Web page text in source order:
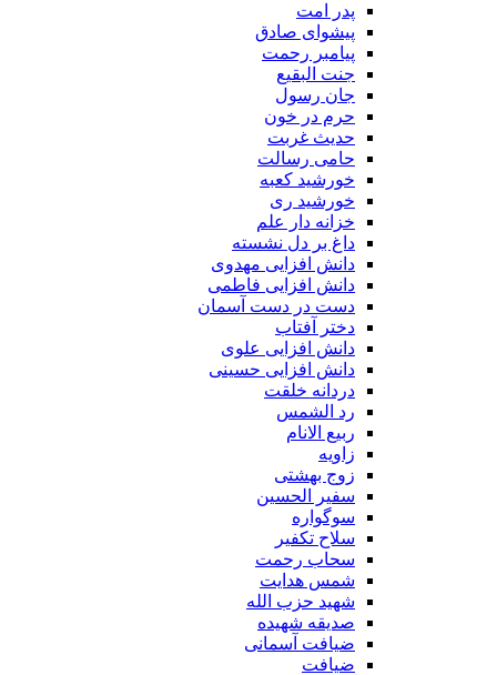
پدر امت
پیشوای صادق
پیامبر رحمت
جنت البقیع
جان رسول
حرم در خون
حدیث غربت
حامی رسالت
خورشید کعبه
خورشید ری
خزانه دار علم
داغ بر دل نشسته
دانش افزایی مهدوی
دانش افزایی فاطمی
دست در دست آسمان
دختر آفتاب
دانش افزایی علوی
دانش افزایی حسینی
دردانه خلقت
رد الشمس
ربیع الانام
زاویه
زوج بهشتی
سفیر الحسین
سوگواره
سلاح تکفیر
سحاب رحمت
شمس هدایت
شهید حزب الله
صدیقه شهیده
ضیافت آسمانی
ضیافت